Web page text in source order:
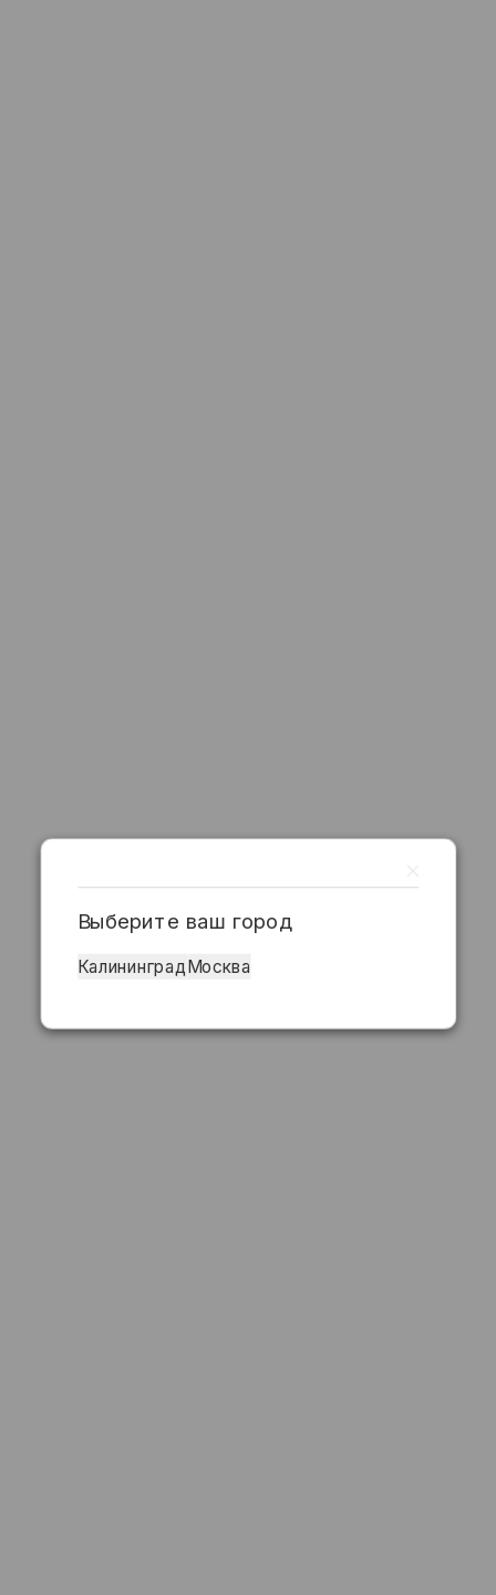
Выберите ваш город
КалининградМосква